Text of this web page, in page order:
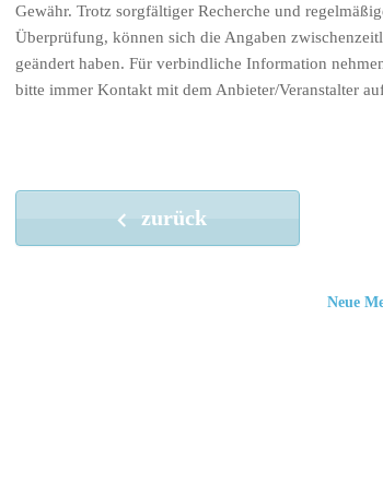
Gewähr. Trotz sorgfältiger Recherche und
Überprüfung, können sich die Angaben
geändert haben. Für verbindliche Information
bitte immer Kontakt mit dem Anbieter/Veranstalter
zurück
Neue